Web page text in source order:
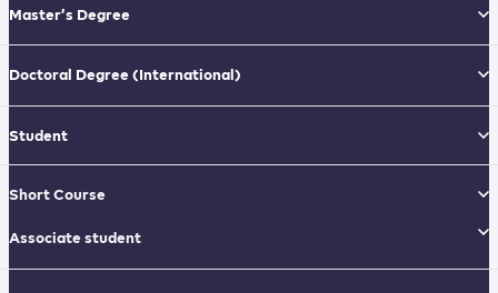
Master’s Degree
Doctoral Degree(International)
Student
Short Course
Associate student